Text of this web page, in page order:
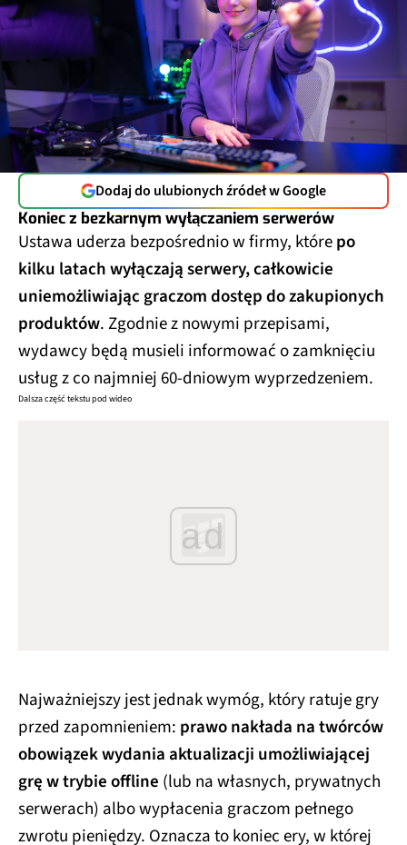
Dodaj do ulubionych źródeł w Google
Koniec z bezkarnym wyłączaniem serwerów
Ustawa uderza bezpośrednio w firmy, którepo
kilku latach wyłączają serwery, całkowicie
uniemożliwiając graczom dostęp do zakupionych
produktów. Zgodnie z nowymi przepisami,
wydawcy będą musieli informować o zamknięciu
usług z co najmniej 60-dniowym wyprzedzeniem.
Dalsza część tekstu pod wideo
ad
Najważniejszy jest jednak wymóg, który ratuje gry
przed zapomnieniem: prawo nakłada na twórców
obowiązek wydania aktualizacji umożliwiającej
grę w trybie offline (lub na własnych, prywatnych
serwerach) albo wypłacenia graczom pełnego
zwrotu pieniędzy. Oznacza to koniec ery, w której